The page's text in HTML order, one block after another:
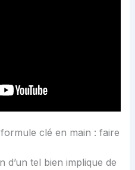
clé en main : faire
d’un tel bien implique de